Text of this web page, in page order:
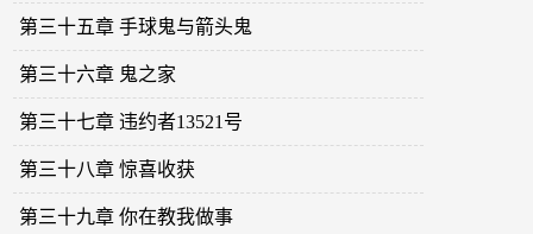
第三十五章 手球鬼与箭头鬼
第三十六章 鬼之家
第三十七章 违约者13521号
第三十八章 惊喜收获
第三十九章 你在教我做事